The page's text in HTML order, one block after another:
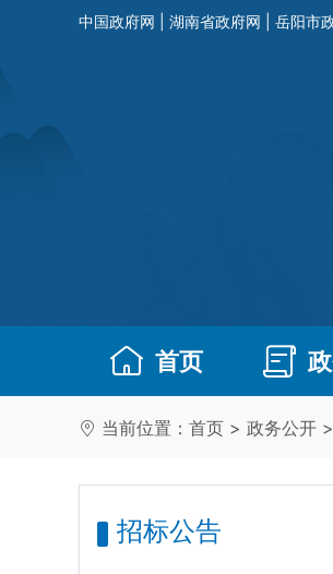
中国政府网 湖南省政府网 岳阳市
首页
当前位置： 首页 > 政务公开 >
招标公告